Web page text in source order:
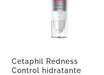
Cetaphil Redness
Control hidratante